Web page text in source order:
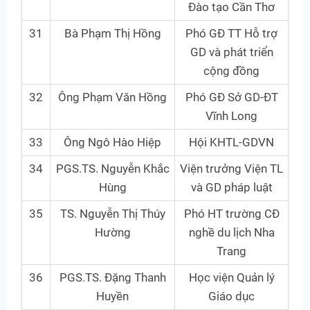
Đào tạo Cần Thơ
31
Bà Phạm Thị Hồng
Phó GĐ TT Hỗ trợ
GD và phát triển
cộng đồng
32
Ông Phạm Văn Hồng
Phó GĐ Sở GD-ĐT
Vĩnh Long
33
Ông Ngô Hào Hiệp
Hội KHTL-GDVN
34
PGS.TS. Nguyễn Khắc
Hùng
Viện trưởng Viện TL
và GD pháp luật
35
TS. Nguyễn Thị Thúy
Hường
Phó HT trường CĐ
nghề du lịch Nha
Trang
36
PGS.TS. Đặng Thanh
Huyền
Học viện Quản lý
Giáo dục